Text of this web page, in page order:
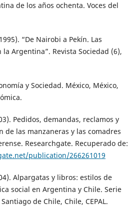
de los años ochenta. Voces del
“De Nairobi a Pekín. Las
Argentina”. Revista Sociedad (6),
y Sociedad. México, México,
Pedidos, demandas, reclamos y
de las manzaneras y las comadres
Researchgate. Recuperado de:
publication/266261019
Alpargatas y libros: estilos de
social en Argentina y Chile. Serie
de Chile, Chile, CEPAL.